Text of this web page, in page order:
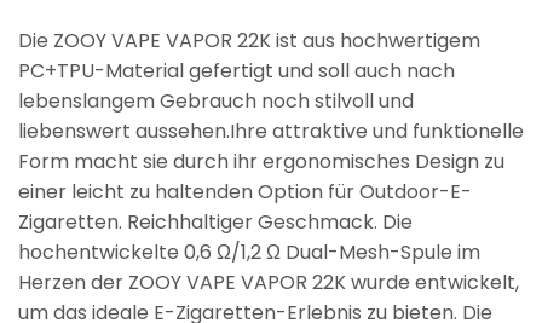
Die ZOOY VAPE VAPOR 22K ist aus hochwertigem
PC+TPU-Material gefertigt und soll auch nach
lebenslangem Gebrauch noch stilvoll und
liebenswert aussehen.Ihre attraktive und funktionelle
Form macht sie durch ihr ergonomisches Design zu
einer leicht zu haltenden Option für Outdoor-E-
Zigaretten. Reichhaltiger Geschmack. Die
hochentwickelte 0,6 Ω/1,2 Ω Dual-Mesh-Spule im
Herzen der ZOOY VAPE VAPOR 22K wurde entwickelt,
um das ideale E-Zigaretten-Erlebnis zu bieten. Die